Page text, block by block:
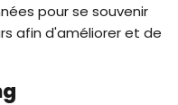
pour se souvenir
afin d'améliorer et de